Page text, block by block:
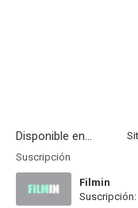
Disponible en...
Suscripción
Filmin
Suscripción: